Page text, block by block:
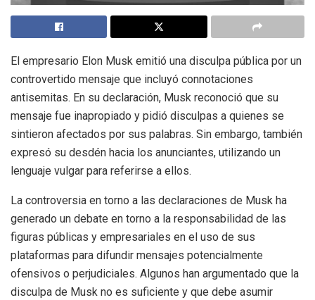
El empresario Elon Musk emitió una disculpa pública por un
controvertido mensaje que incluyó connotaciones
antisemitas. En su declaración, Musk reconoció que su
mensaje fue inapropiado y pidió disculpas a quienes se
sintieron afectados por sus palabras. Sin embargo, también
expresó su desdén hacia los anunciantes, utilizando un
lenguaje vulgar para referirse a ellos.
La controversia en torno a las declaraciones de Musk ha
generado un debate en torno a la responsabilidad de las
figuras públicas y empresariales en el uso de sus
plataformas para difundir mensajes potencialmente
ofensivos o perjudiciales. Algunos han argumentado que la
disculpa de Musk no es suficiente y que debe asumir